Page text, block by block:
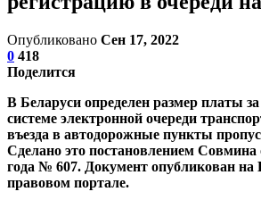
Опубликовано Сен 17, 2022
0 418
Поделится
В Беларуси определен размер платы
системе электронной очереди
въезда в автодорожные пункты
Сделано это постановлением Совмина
года № 607. Документ опубликован на
правовом портале.